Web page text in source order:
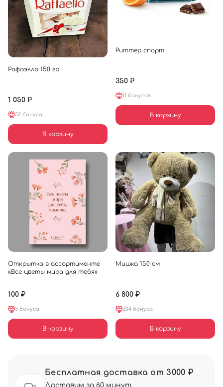
Рафаэлло 150 гр
1 050 ₽
32 бонуса
В корзину
Риттер спорт
350 ₽
11 бонусов
В корзину
Открытка в ассортименте
«Все цветы мира для тебя»
100 ₽
3 бонуса
В корзину
Мишка 150 см
6 800 ₽
204 бонуса
В корзину
Бесплатная доставка от 3000 ₽
Доставим за 60 минут.